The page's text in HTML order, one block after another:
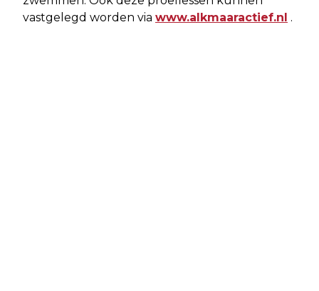
vastgelegd worden via www.alkmaaractief.nl .